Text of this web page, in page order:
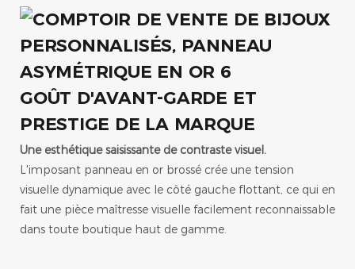
GOÛT D'AVANT-GARDE ET
PRESTIGE DE LA MARQUE
Une esthétique saisissante de contraste visuel.
L'imposant panneau en or brossé crée une tension
visuelle dynamique avec le côté gauche flottant, ce qui en
fait une pièce maîtresse visuelle facilement reconnaissable
dans toute boutique haut de gamme.